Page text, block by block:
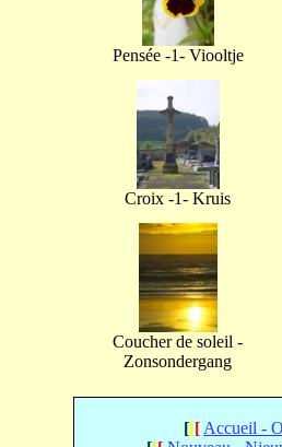
Pensée -1- Viooltje
Croix -1- Kruis
Coucher de soleil -
Zonsondergang
[[[ Accueil -